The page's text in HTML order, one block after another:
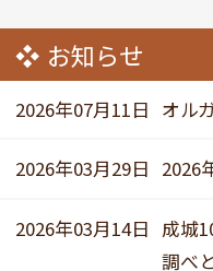
お知らせ
2026年07月11日 オル
2026年03月29日 2026
2026年03月14日 成城
調べ